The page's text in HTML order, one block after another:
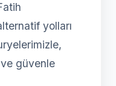
yolları
güvenle